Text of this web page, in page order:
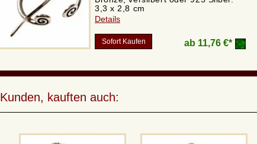
3,3 x 2,8 cm
Details
Sofort Kaufen ab 11,76 €*
Kunden, kauften auch: